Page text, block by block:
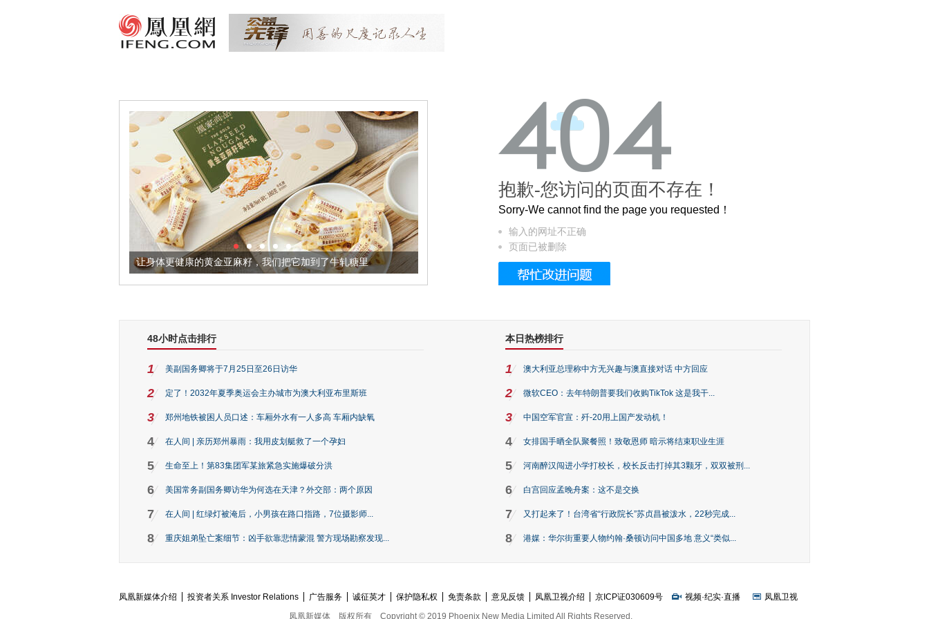
让身体更健康的黄金亚麻籽，我们把它加到了牛轧糖里 被列入佛家七宝的它到底有多美？
抱歉-您访问的页面不存在！
Sorry-We cannot find the page you requested！
输入的网址不正确
页面已被删除
48小时点击排行
1 美副国务卿将于7月25日至26日访华
2 定了！2032年夏季奥运会主办城市为澳大利亚布里斯班
3 郑州地铁被困人员口述：车厢外水有一人多高 车厢内缺氧
4 在人间 | 亲历郑州暴雨：我用皮划艇救了一个孕妇
5 生命至上！第83集团军某旅紧急实施爆破分洪
6 美国常务副国务卿访华为何选在天津？外交部：两个原因
7 在人间 | 红绿灯被淹后，小男孩在路口指路，7位摄影师...
8 重庆姐弟坠亡案细节：凶手欲靠悲情蒙混 警方现场勘察发现...
本日热榜排行
1 澳大利亚总理称中方无兴趣与澳直接对话 中方回应
2 微软CEO：去年特朗普要我们收购TikTok 这是我干...
3 中国空军官宣：歼-20用上国产发动机！
4 女排国手晒全队聚餐照！致敬恩师 暗示将结束职业生涯
5 河南醉汉闯进小学打校长，校长反击打掉其3颗牙，双双被刑...
6 白宫回应孟晚舟案：这不是交换
7 又打起来了！台湾省“行政院长”苏贞昌被泼水，22秒完成...
8 港媒：华尔街重要人物约翰·桑顿访问中国多地 意义“类似...
凤凰新媒体介绍 投资者关系 Investor Relations 广告服务 诚征英才 保护隐私权 免责条款 意见反馈 凤凰卫视介绍 京ICP证030609号 视频·纪实·直播
凤凰卫视
凤凰新媒体
版权所有 Copyright © 2019 Phoenix New Media Limited All Rights Reserved.